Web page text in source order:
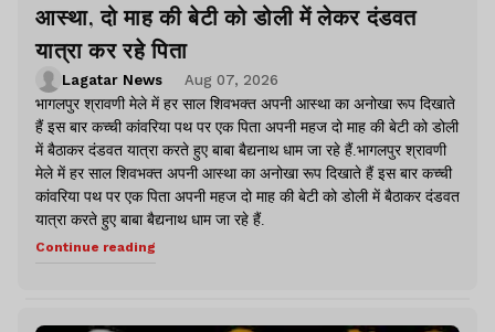
आस्था, दो माह की बेटी को डोली में लेकर दंडवत
यात्रा कर रहे पिता
Lagatar News
Aug 07, 2026
भागलपुर श्रावणी मेले में हर साल शिवभक्त अपनी आस्था का अनोखा रूप दिखाते
हैं इस बार कच्ची कांवरिया पथ पर एक पिता अपनी महज दो माह की बेटी को डोली
में बैठाकर दंडवत यात्रा करते हुए बाबा बैद्यनाथ धाम जा रहे हैं.भागलपुर श्रावणी
मेले में हर साल शिवभक्त अपनी आस्था का अनोखा रूप दिखाते हैं इस बार कच्ची
कांवरिया पथ पर एक पिता अपनी महज दो माह की बेटी को डोली में बैठाकर दंडवत
यात्रा करते हुए बाबा बैद्यनाथ धाम जा रहे हैं.
Continue reading